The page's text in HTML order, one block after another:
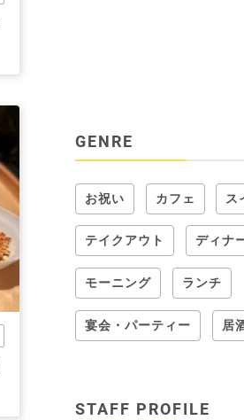
GENRE
お祝い カフェ ス
テイクアウト ディナ
モーニング ランチ
宴会・パーティー 居
STAFF PROFILE